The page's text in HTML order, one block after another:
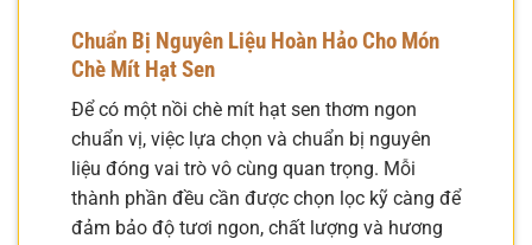
Chuẩn Bị Nguyên Liệu Hoàn Hảo Cho Món
Chè Mít Hạt Sen
Để có một nồi chè mít hạt sen thơm ngon
chuẩn vị, việc lựa chọn và chuẩn bị nguyên
liệu đóng vai trò vô cùng quan trọng. Mỗi
thành phần đều cần được chọn lọc kỹ càng để
đảm bảo độ tươi ngon, chất lượng và hương